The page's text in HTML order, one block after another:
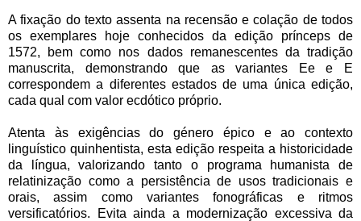
A fixação do texto assenta na recensão e colação de todos
os exemplares hoje conhecidos da edição prínceps de
1572, bem como nos dados remanescentes da tradição
manuscrita, demonstrando que as variantes Ee e E
correspondem a diferentes estados de uma única edição,
cada qual com valor ecdótico próprio.
Atenta às exigências do género épico e ao contexto
linguístico quinhentista, esta edição respeita a historicidade
da língua, valorizando tanto o programa humanista de
relatinização como a persistência de usos tradicionais e
orais, assim como variantes fonográficas e ritmos
versificatórios. Evita ainda a modernização excessiva da